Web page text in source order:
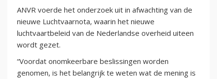
ANVR voerde het onderzoek uit in afwachting van de
nieuwe Luchtvaarnota, waarin het nieuwe
luchtvaartbeleid van de Nederlandse overheid uiteen
wordt gezet.
“Voordat onomkeerbare beslissingen worden
genomen, is het belangrijk te weten wat de mening is